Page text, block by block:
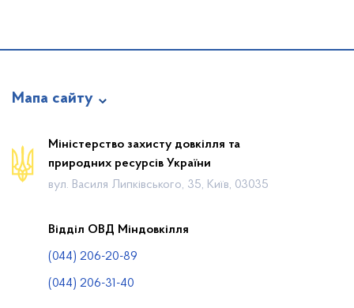
Мапа сайту
Новини
Календар громадських слухань
Законодавча база
Пошук по Реєстру
Карта планової діяльності
Контакти
Міністерство захисту довкілля та
природних ресурсів України
вул. Василя Липківського, 35, Київ, 03035
Відділ ОВД Міндовкілля
(044) 206-20-89
(044) 206-31-40